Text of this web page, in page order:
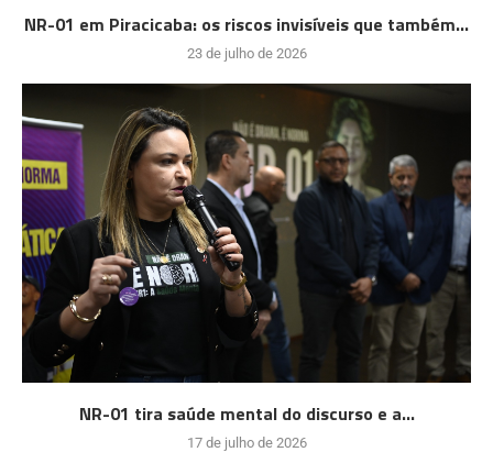
NR-01 em Piracicaba: os riscos invisíveis que também...
23 de julho de 2026
NR-01 tira saúde mental do discurso e a...
17 de julho de 2026